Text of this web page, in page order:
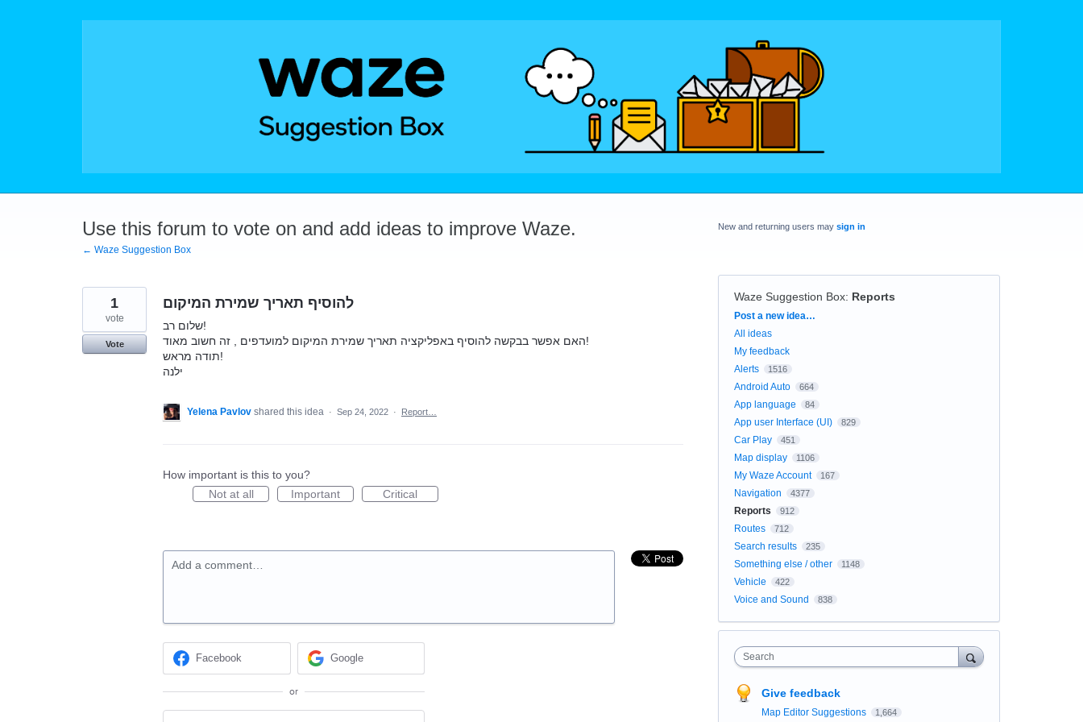
Use this forum to vote on and add ideas to improve Waze.
← Waze Suggestion Box
להוסיף תאריך שמירת המיקום
שלום רב!
האם אפשר בבקשה להוסיף באפליקציה תאריך שמירת המיקום למועדפים , זה חשוב מאוד!
תודה מראש!
ילנה
1
vote
Vote
Yelena Pavlov shared this idea · Sep 24, 2022 · Report…
How important is this to you?
Not at all
Important Critical
Add a comment…
Facebook Google
or
New and returning users may sign in
Waze Suggestion Box: Reports
Categories
Post a new idea…
All ideas
My feedback
Alerts
1516
Android Auto 664
App language 84
App user Interface (UI) 829
Car Play 451
Map display 1106
My Waze Account 167
Navigation 4377
Reports 912
Routes 712
Search results 235
Something else / other 1148
Vehicle 422
Voice and Sound 838
Search
Give feedback
Map Editor Suggestions 1,664